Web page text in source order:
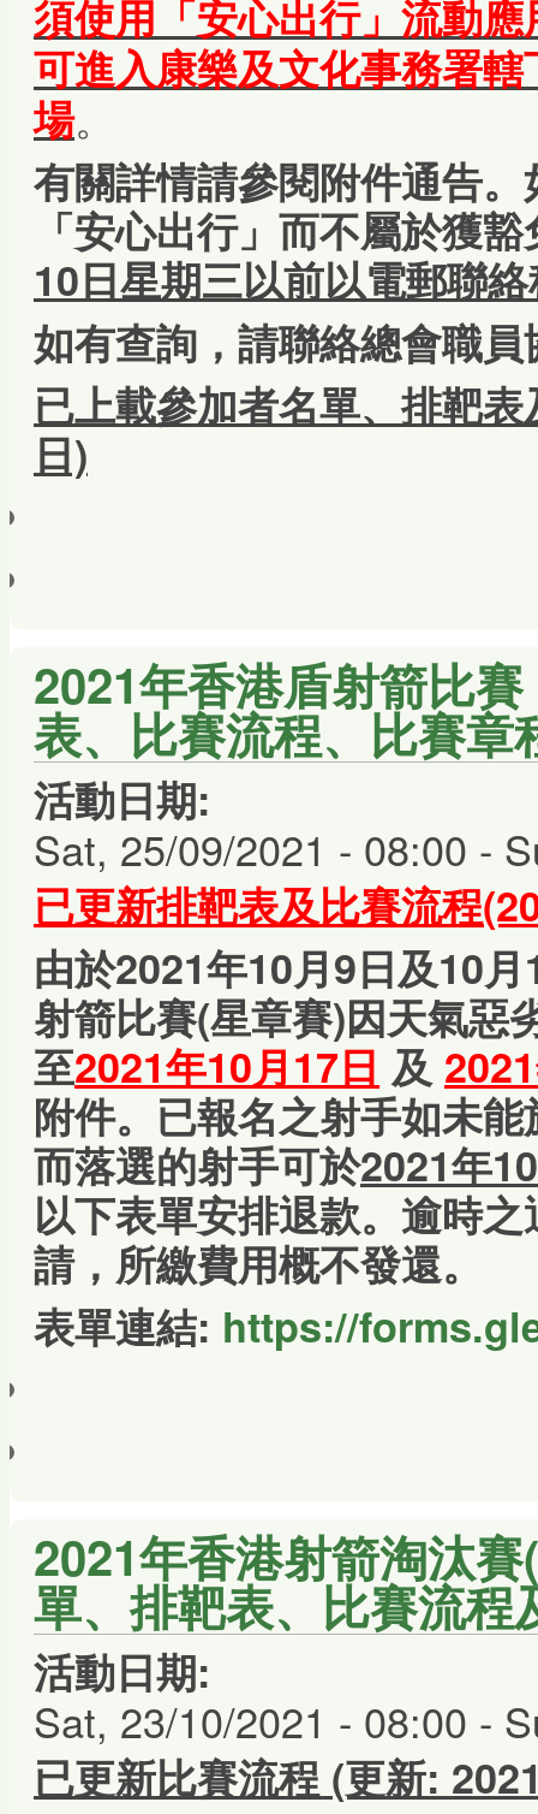
須使用「安心出行」流動
可進入康樂及文化事務署
場。
有關詳情請參閱附件通告。
「安心出行」而不屬於獲
10日星期三以前以電郵聯
如有查詢，請聯絡總會職員
已上載參加者名單、排靶表
日)
2021年香港盾射箭比
表、比賽流程、比賽章
活動日期:
Sat, 25/09/2021 - 08:00 -
已更新排靶表及比賽流程
由於2021年10月9日及10
射箭比賽(星章賽)因天氣惡
至2021年10月17日 及
附件。 已報名之射手如未
而落選的射手可於2021年
以下表單安排退款。逾時
請，所繳費用概不發還。
表單連結: https://
2021年香港射箭淘汰
單、排靶表、比賽流程
活動日期:
Sat, 23/10/2021 - 08:00 -
已更新比賽流程 (更新: